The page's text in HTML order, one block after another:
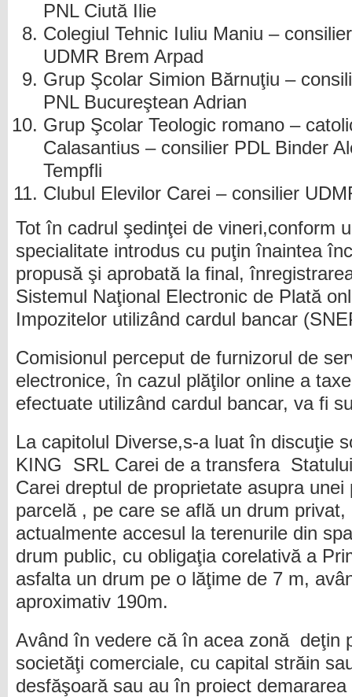
PNL Ciută Ilie
Colegiul Tehnic Iuliu Maniu –
UDMR Brem Arpad
Grup Şcolar Simion Bărnuţiu –
PNL Bucureştean Adrian
Grup Şcolar Teologic romano –
Calasantius – consilier PDL Binder
Tempfli
Clubul Elevilor Carei – consilier
Tot în cadrul şedinţei de vineri,conform
specialitate introdus cu puţin înaintea
propusă şi aprobată la final,
Sistemul Naţional Electronic de Plată
Impozitelor utilizând cardul bancar
Comisionul perceput de furnizorul de
electronice, în cazul plăţilor online a
efectuate utilizând cardul bancar, va fi
La capitolul Diverse,s-a luat în discuţie
KING SRL Carei de a transfera
Carei dreptul de proprietate asupra
parcelă , pe care se află un drum privat,
actualmente accesul la terenurile din
drum public, cu obligaţia corelativă a
asfalta un drum pe o lăţime de 7 m,
aproximativ 190m.
Având în vedere că în acea zonă deţin
societăţi comerciale, cu capital străin
desfăşoară sau au în proiect